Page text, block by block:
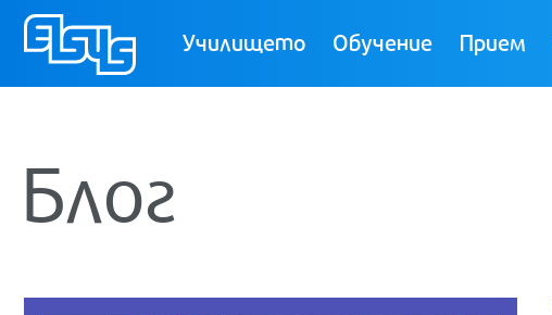
Училището Обучение Прием
Блог